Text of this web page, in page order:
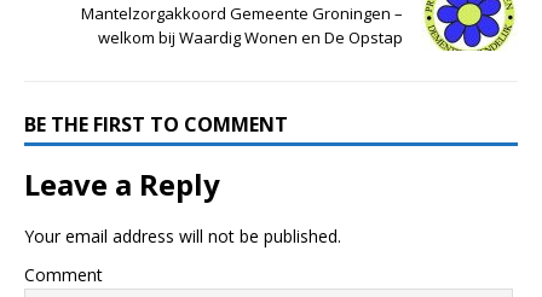
Mantelzorgakkoord Gemeente Groningen –
welkom bij Waardig Wonen en De Opstap
BE THE FIRST TO COMMENT
Leave a Reply
Your email address will not be published.
Comment